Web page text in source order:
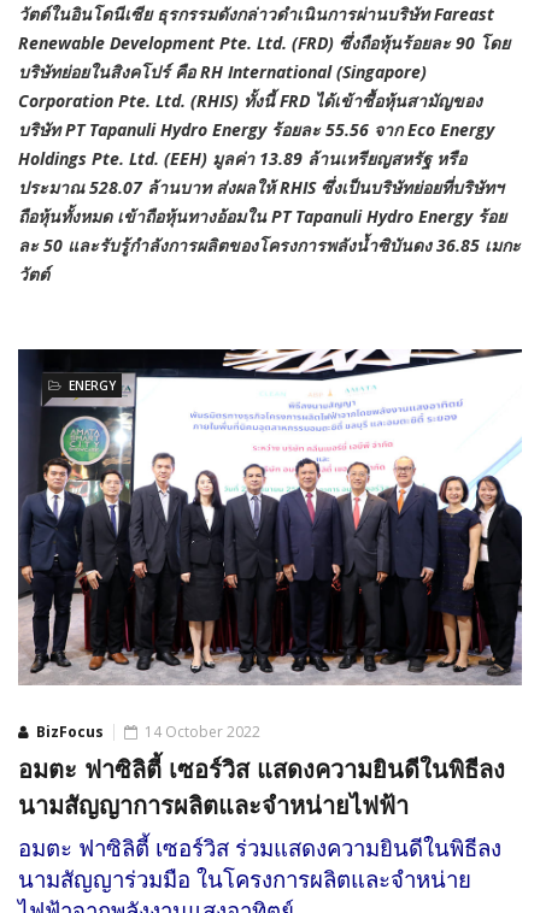
วัตต์ในอินโดนีเซีย ธุรกรรมดังกล่าวดำเนินการผ่านบริษัท Fareast
Renewable Development Pte. Ltd. (FRD) ซึ่งถือหุ้นร้อยละ 90 โดย
บริษัทย่อยในสิงคโปร์ คือ RH International (Singapore)
Corporation Pte. Ltd. (RHIS) ทั้งนี้ FRD ได้เข้าซื้อหุ้นสามัญของ
บริษัท PT Tapanuli Hydro Energy ร้อยละ 55.56 จาก Eco Energy
Holdings Pte. Ltd. (EEH) มูลค่า 13.89 ล้านเหรียญสหรัฐ หรือ
ประมาณ 528.07 ล้านบาท ส่งผลให้ RHIS ซึ่งเป็นบริษัทย่อยที่บริษัทฯ
ถือหุ้นทั้งหมด เข้าถือหุ้นทางอ้อมใน PT Tapanuli Hydro Energy ร้อย
ละ 50 และรับรู้กำลังการผลิตของโครงการพลังน้ำซิบันดง 36.85 เมกะ
วัตต์
BizFocus
ENERGY
14 October 2022
อมตะ ฟาซิลิตี้ เซอร์วิส แสดงความยินดีในพิธีลง
นามสัญญาการผลิตและจำหน่ายไฟฟ้า
อมตะ ฟาซิลิตี้ เซอร์วิส ร่วมแสดงความยินดีในพิธีลง
นามสัญญาร่วมมือ ในโครงการผลิตและจำหน่าย